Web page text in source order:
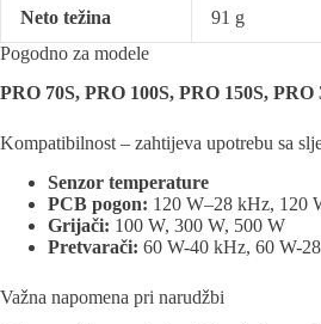
Neto težina
91 g
Pogodno za modele
PRO 70S, PRO 100S, PRO 150S, PRO
Kompatibilnost – zahtijeva upotrebu sa
Senzor temperature
PCB pogon: 120 W–28 kHz, 120
Grijači: 100 W, 300 W, 500 W
Pretvarači: 60 W-40 kHz, 60 W-
Važna napomena pri narudžbi